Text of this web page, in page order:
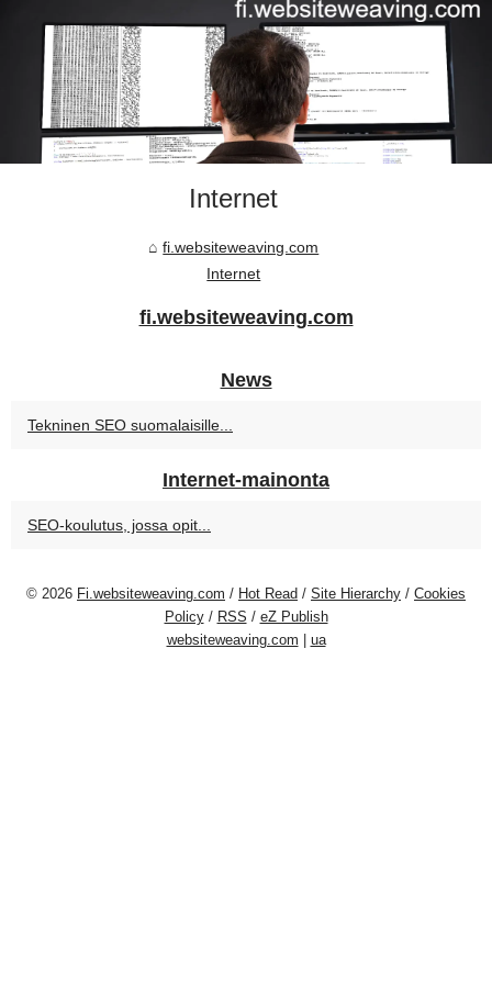
Internet
fi.websiteweaving.com
Internet
fi.websiteweaving.com
News
Tekninen SEO suomalaisille...
Internet-mainonta
SEO-koulutus, jossa opit...
© 2026 Fi.websiteweaving.com / Hot Read / Site Hierarchy / Cookies
Policy/ RSS / eZ Publish
websiteweaving.com
ua